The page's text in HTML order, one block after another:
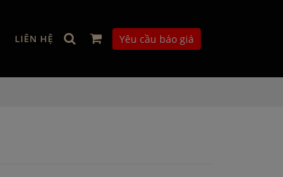
LIÊN HỆ Yêu cầu báo giá